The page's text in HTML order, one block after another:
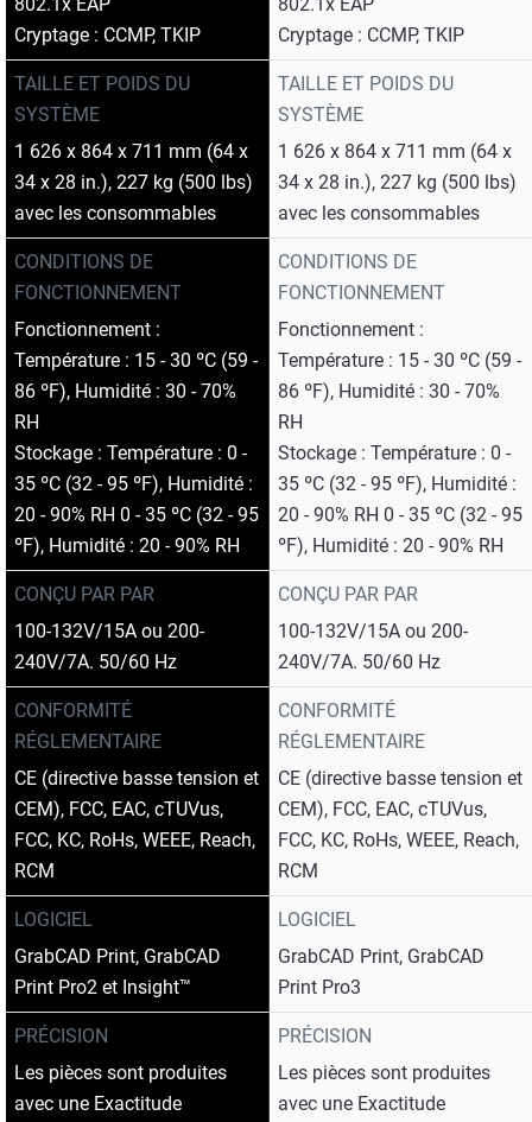
Cryptage : CCMP, TKIP
TAILLE ET POIDS DU
SYSTÈME
1 626 x 864 x 711 mm (64 x
34 x 28 in.), 227 kg (500 lbs)
avec les consommables
CONDITIONS DE
FONCTIONNEMENT
Fonctionnement :
Température : 15 - 30 ºC (59 -
86 ºF), Humidité : 30 - 70%
RH
Stockage : Température : 0 -
35 ºC (32 - 95 ºF), Humidité :
20 - 90% RH 0 - 35 ºC (32 - 95
ºF), Humidité : 20 - 90% RH
CONÇU PAR PAR
100-132V/15A ou 200-
240V/7A. 50/60 Hz
CONFORMITÉ
RÉGLEMENTAIRE
CE (directive basse tension et
CEM), FCC, EAC, cTUVus,
FCC, KC, RoHs, WEEE, Reach,
RCM
LOGICIEL
GrabCAD Print, GrabCAD
Print Pro2 et Insight™
PRÉCISION
Les pièces sont produites
avec une Exactitude
Cryptage : CCMP, TKIP
TAILLE ET POIDS DU
SYSTÈME
1 626 x 864 x 711 mm (64 x
34 x 28 in.), 227 kg (500 lbs)
avec les consommables
CONDITIONS DE
FONCTIONNEMENT
Fonctionnement :
Température : 15 - 30 ºC (59 -
86 ºF), Humidité : 30 - 70%
RH
Stockage : Température : 0 -
35 ºC (32 - 95 ºF), Humidité :
20 - 90% RH 0 - 35 ºC (32 - 95
ºF), Humidité : 20 - 90% RH
CONÇU PAR PAR
100-132V/15A ou 200-
240V/7A. 50/60 Hz
CONFORMITÉ
RÉGLEMENTAIRE
CE (directive basse tension et
CEM), FCC, EAC, cTUVus,
FCC, KC, RoHs, WEEE, Reach,
RCM
LOGICIEL
GrabCAD Print, GrabCAD
Print Pro3
PRÉCISION
Les pièces sont produites
avec une Exactitude